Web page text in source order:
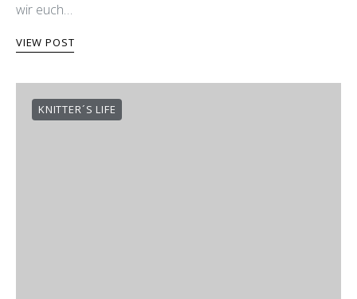
wir euch…
VIEW POST
KNITTER´S LIFE